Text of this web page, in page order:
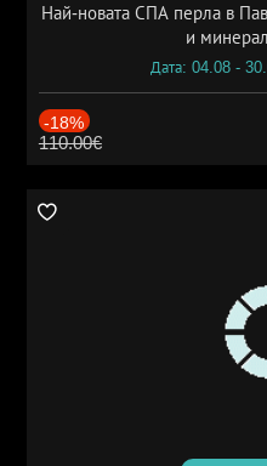
Най-новата СПА перла в
и
Дата: 04.08 -
-18%
110.00€